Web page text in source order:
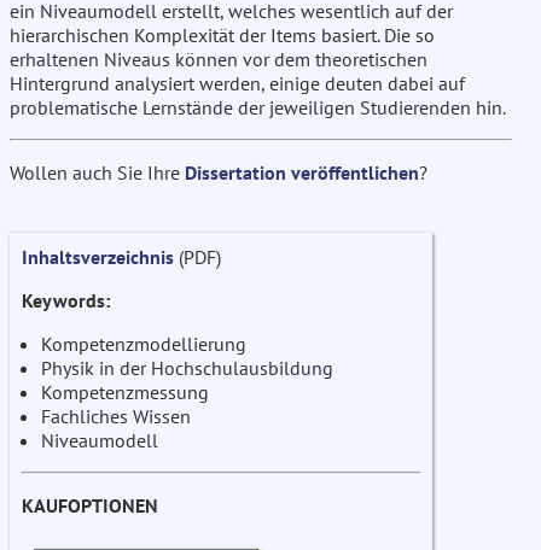
ein Niveaumodell erstellt, welches wesentlich auf der
hierarchischen Komplexität der Items basiert. Die so
erhaltenen Niveaus können vor dem theoretischen
Hintergrund analysiert werden, einige deuten dabei auf
problematische Lernstände der jeweiligen Studierenden hin.
Wollen auch Sie Ihre Dissertation veröffentlichen?
Inhaltsverzeichnis (PDF)
Keywords:
Kompetenzmodellierung
Physik in der Hochschulausbildung
Kompetenzmessung
Fachliches Wissen
Niveaumodell
KAUFOPTIONEN